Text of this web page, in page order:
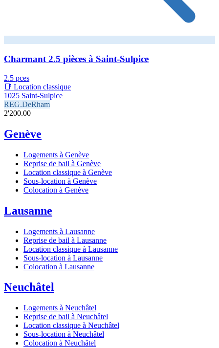
Charmant 2.5 pièces à Saint-Sulpice
2.5 pces
📑 Location classique
1025 Saint-Sulpice
REG.DeRham
2'200.00
Genève
Logements à Genève
Reprise de bail à Genève
Location classique à Genève
Sous-location à Genève
Colocation à Genève
Lausanne
Logements à Lausanne
Reprise de bail à Lausanne
Location classique à Lausanne
Sous-location à Lausanne
Colocation à Lausanne
Neuchâtel
Logements à Neuchâtel
Reprise de bail à Neuchâtel
Location classique à Neuchâtel
Sous-location à Neuchâtel
Colocation à Neuchâtel